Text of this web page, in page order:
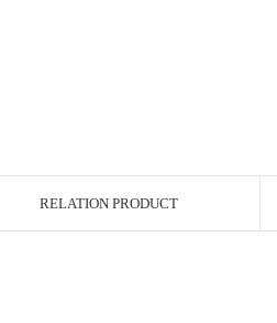
RELATION PRODUCT